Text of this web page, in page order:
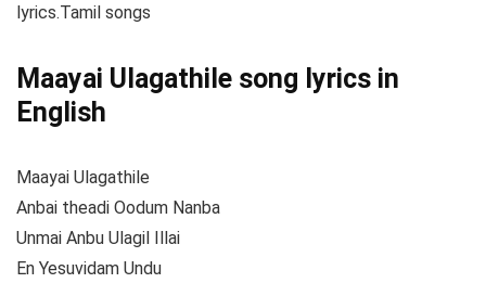
lyrics.Tamil songs
Maayai Ulagathile song lyrics in
English
Maayai Ulagathile
Anbai theadi Oodum Nanba
Unmai Anbu Ulagil Illai
En Yesuvidam Undu